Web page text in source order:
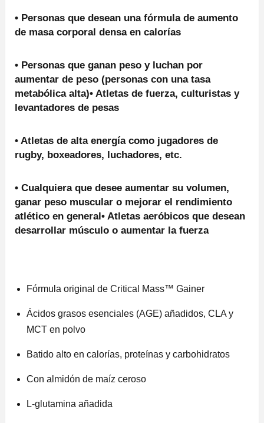
• Personas que desean una fórmula de aumento
de masa corporal densa en calorías
• Personas que ganan peso y luchan por
aumentar de peso (personas con una tasa
metabólica alta)• Atletas de fuerza, culturistas y
levantadores de pesas
• Atletas de alta energía como jugadores de
rugby, boxeadores, luchadores, etc.
• Cualquiera que desee aumentar su volumen,
ganar peso muscular o mejorar el rendimiento
atlético en general• Atletas aeróbicos que desean
desarrollar músculo o aumentar la fuerza
Fórmula original de Critical Mass™ Gainer
Ácidos grasos esenciales (AGE) añadidos, CLA y
MCT en polvo
Batido alto en calorías, proteínas y carbohidratos
Con almidón de maíz ceroso
L-glutamina añadida